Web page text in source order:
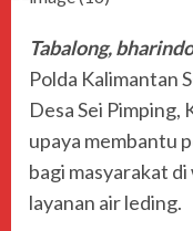
Tabalong,
Polda Kalimantan
Desa Sei Pimping,
upaya membantu
bagi masyarakat
layanan air leding.